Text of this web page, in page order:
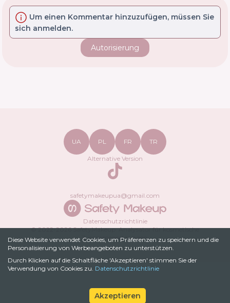
Diese Website verwendet Cookies, um Präferenzen zu speichern und die
Personalisierung von Werbeangeboten zu unterstützen.
Durch Klicken auf die Schaltfläche 'Akzeptieren' stimmen Sie der
Verwendung von Cookies zu. Datenschutzrichtlinie
Akzeptieren
Um einen Kommentar hinzuzufügen, müssen Sie
sich anmelden.
Autorisierung
Datenschutzrichtlinie
© 2022-2026SafetyMakeup.Analysator für kosmetische
Zusammensetzungen.
UA PL FR TR
Alternative Version
TikTok
safetymakeupua@gmail.com